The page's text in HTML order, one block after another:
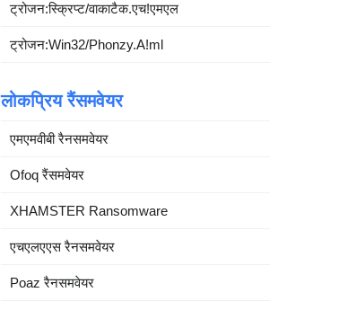
ट्रोजन:स्क्रिप्ट/वाकाटैक.एच!एमएल
ट्रोजन:Win32/Phonzy.A!ml
लोकप्रिय रैंसमवेयर
एमएमवीबी रैनसमवेयर
Ofoq रैंसमवेयर
XHAMSTER Ransomware
एचएलएएस रैनसमवेयर
Poaz रैनसमवेयर